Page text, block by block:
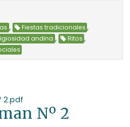
, Fiestas tradicionales ,
andina , Ritos ,
Nº 2